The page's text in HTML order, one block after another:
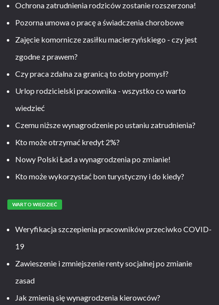
Ochrona zatrudnienia rodziców zostanie rozszerzona!
Pozorna umowa o pracę a świadczenia chorobowe
Zajęcie komornicze zasiłku macierzyńskiego - czy jest
zgodne z prawem?
Czy praca zdalna za granicą to dobry pomysł?
Urlop rodzicielski pracownika - wszystko co warto
wiedzieć
Czemu niższe wynagrodzenie po ustaniu zatrudnienia?
Kto może otrzymać kredyt 2%?
Nowy Polski Ład a wynagrodzenia po zmianie!
Kto może wykorzystać bon turystyczny i do kiedy?
WARTO WIEDZIEĆ
Weryfikacja szczepienia pracowników przeciwko COVID-
19
Zawieszenie i zmniejszenie renty socjalnej po zmianie
zasad
Jak zmienią się wynagrodzenia kierowców?